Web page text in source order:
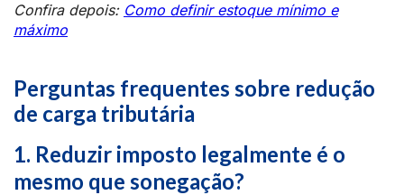
Confira depois: Como definir estoque mínimo e
máximo
Perguntas frequentes sobre redução
de carga tributária
1. Reduzir imposto legalmente é o
mesmo que sonegação?